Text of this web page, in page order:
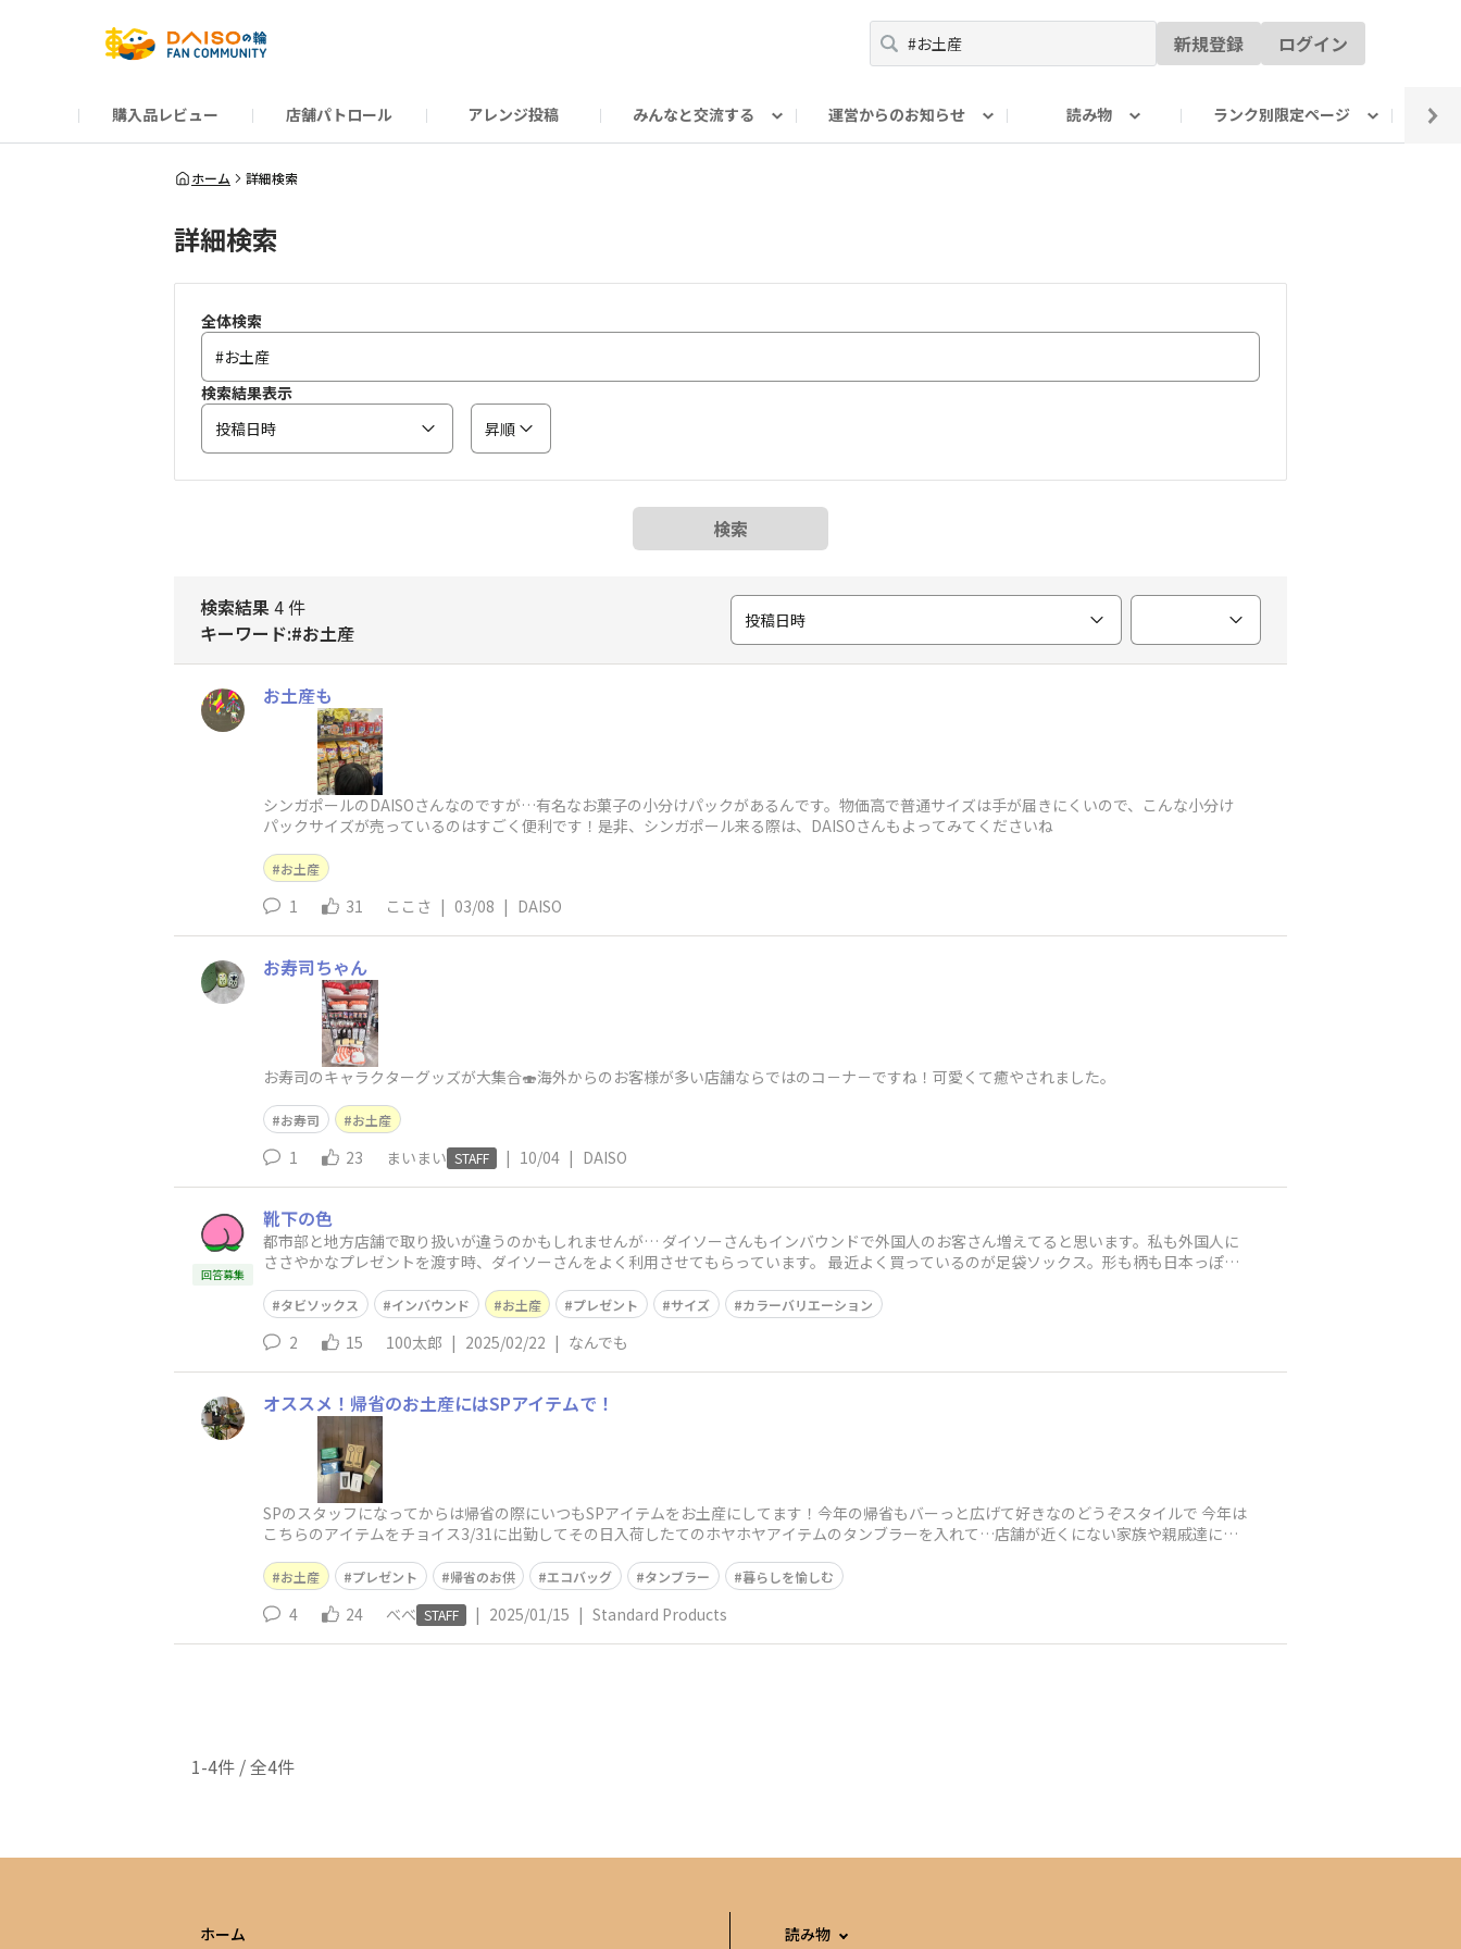
新規登録 ログイン
購入品レビュー 店舗パトロール アレンジ投稿 みんなと交流する
だんぜんトーク
運営からのお知らせ
運営からのお知らせ
読み物
ーSP Blogー
ランク別限定ページ
プレゼントキャンペーン
1周年記念キャンペーン
公式ホームページ
ホーム 詳細検索
詳細検索
全体検索
検索結果表示
投稿日時
昇順
検索
検索結果4 件
キーワード:#お土産
投稿日時
お土産も
シンガポールのDAISOさんなのですが…有名なお菓子の小分けパックがあるんです。物価高で普通サイズは手が届きにくいので、こんな小分け
パックサイズが売っているのはすごく便利です！是非、シンガポール来る際は、DAISOさんもよってみてくださいね
お土産
1 31 ここさ | 03/08 | DAISO
お寿司ちゃん
お寿司のキャラクターグッズが大集合🍣海外からのお客様が多い店舗ならではのコ－ナ－ですね！可愛くて癒やされました。
お寿司 お土産
1 23 まいまい STAFF | 10/04 | DAISO
回答募集
靴下の色
都市部と地方店舗で取り扱いが違うのかもしれませんが… ダイソーさんもインバウンドで外国人のお客さん増えてると思います。私も外国人に
ささやかなプレゼントを渡す時、ダイソーさんをよく利用させてもらっています。 最近よく買っているのが足袋ソックス。形も柄も日本っぽ
タビソックス インバウンド お土産 プレゼント サイズ カラーバリエーション
2 15 100太郎 | 2025/02/22 | なんでも
オススメ！帰省のお土産にはSPアイテムで！
SPのスタッフになってからは帰省の際にいつもSPアイテムをお土産にしてます！今年の帰省もバーっと広げて好きなのどうぞスタイルで 今年は
こちらのアイテムをチョイス3/31に出勤してその日入荷したてのホヤホヤアイテムのタンブラーを入れて…店舗が近くにない家族や親戚達にと
お土産 プレゼント 帰省のお供 エコバッグ タンブラー 暮らしを愉しむ
4 24 べべ STAFF | 2025/01/15 | Standard Products
1-4件 / 全4件
ホーム 読み物